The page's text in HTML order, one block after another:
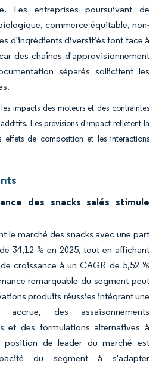
Les entreprises poursuivant de
commerce équitable, non-
d'ingrédients diversifiés font face à
des chaînes d'approvisionnement
séparés sollicitent les
impacts des moteurs et des contraintes
Les prévisions d'impact reflètent la
effets de composition et les interactions
des snacks salés stimule
le marché des snacks avec une part
34,12 % en 2025, tout en affichant
croissance à un CAGR de 5,52 %
remarquable du segment peut
produits réussies intégrant une
des assaisonnements
et des formulations alternatives à
position de leader du marché est
du segment à s'adapter